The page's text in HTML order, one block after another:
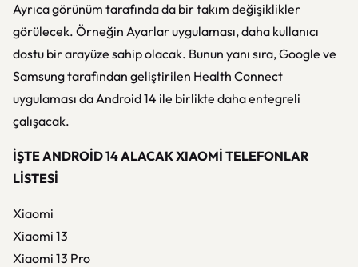
Ayrıca görünüm tarafında da bir takım değişiklikler
görülecek. Örneğin Ayarlar uygulaması, daha kullanıcı
dostu bir arayüze sahip olacak. Bunun yanı sıra, Google ve
Samsung tarafından geliştirilen Health Connect
uygulaması da Android 14 ile birlikte daha entegreli
çalışacak.
İŞTE ANDROİD 14 ALACAK XIAOMİ TELEFONLAR
LİSTESİ
Xiaomi
Xiaomi 13
Xiaomi 13 Pro